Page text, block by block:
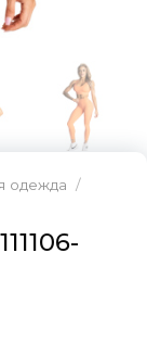
одежда /